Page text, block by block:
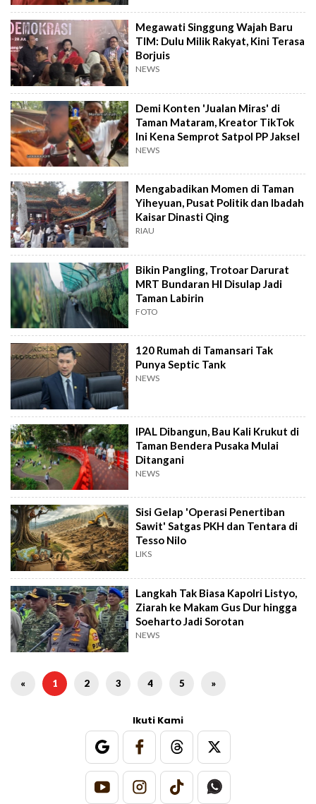
Megawati Singgung Wajah Baru
TIM: Dulu Milik Rakyat, Kini Terasa
Borjuis
NEWS
Demi Konten 'Jualan Miras' di
Taman Mataram, Kreator TikTok
Ini Kena Semprot Satpol PP Jaksel
NEWS
Mengabadikan Momen di Taman
Yiheyuan, Pusat Politik dan Ibadah
Kaisar Dinasti Qing
RIAU
Bikin Pangling, Trotoar Darurat
MRT Bundaran HI Disulap Jadi
Taman Labirin
FOTO
120 Rumah di Tamansari Tak
Punya Septic Tank
NEWS
IPAL Dibangun, Bau Kali Krukut di
Taman Bendera Pusaka Mulai
Ditangani
NEWS
Sisi Gelap 'Operasi Penertiban
Sawit' Satgas PKH dan Tentara di
Tesso Nilo
LIKS
Langkah Tak Biasa Kapolri Listyo,
Ziarah ke Makam Gus Dur hingga
Soeharto Jadi Sorotan
NEWS
« 1 2 3 4 5 »
Ikuti Kami